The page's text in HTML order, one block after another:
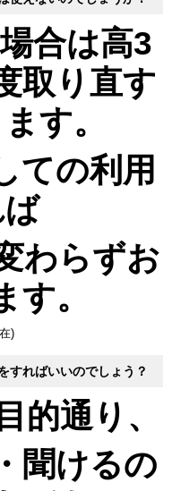
合は高3
取り直す
す。
ての利用
わらずお
す。
)
すればいいのでしょう？
的通り、
聞けるの